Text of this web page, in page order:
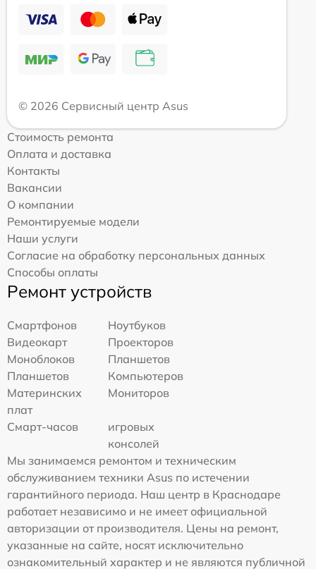
© 2026 Сервисный центр Asus
Стоимость ремонта
Оплата и доставка
Контакты
Вакансии
О компании
Ремонтируемые модели
Наши услуги
Согласие на обработку персональных данных
Способы оплаты
Ремонт устройств
Смартфонов
Ноутбуков
Видеокарт
Проекторов
Моноблоков
Планшетов
Планшетов
Компьютеров
Материнских
плат
Мониторов
Смарт-часов
игровых
консолей
Мы занимаемся ремонтом и техническим
обслуживанием техники Asus по истечении
гарантийного периода. Наш центр в Краснодаре
работает независимо и не имеет официальной
авторизации от производителя. Цены на ремонт,
указанные на сайте, носят исключительно
ознакомительный характер и не являются публичной